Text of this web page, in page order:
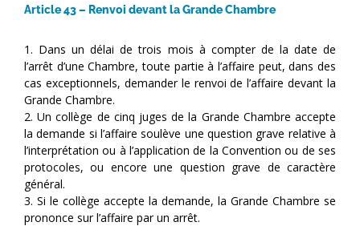
Article 43 – Renvoi devant la Grande Chambre
1. Dans un délai de trois mois à compter de la date de
l’arrêt d’une Chambre, toute partie à l’affaire peut, dans des
cas exceptionnels, demander le renvoi de l’affaire devant la
Grande Chambre.
2. Un collège de cinq juges de la Grande Chambre accepte
la demande si l’affaire soulève une question grave relative à
l’interprétation ou à l’application de la Convention ou de ses
protocoles, ou encore une question grave de caractère
général.
3. Si le collège accepte la demande, la Grande Chambre se
prononce sur l’affaire par un arrêt.